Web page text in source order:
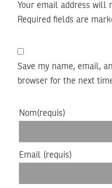
Your email address will
Required fields are
Save my name, email,
browser for the next
Nom(requis)
Email (requis)